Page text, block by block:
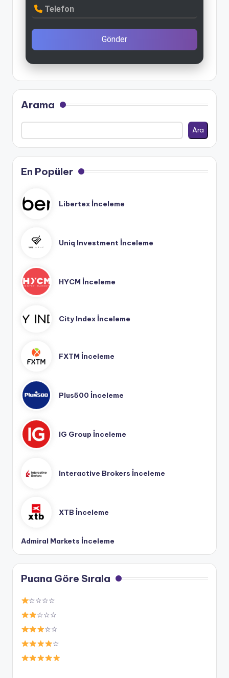
Telefon
Gönder
Arama
Ara
En Popüler
Libertex İnceleme
Uniq Investment İnceleme
HYCM İnceleme
City Index İnceleme
FXTM İnceleme
Plus500 İnceleme
IG Group İnceleme
Interactive Brokers İnceleme
XTB İnceleme
Admiral Markets İnceleme
Puana Göre Sırala
☆☆☆☆
☆☆☆
☆☆
☆